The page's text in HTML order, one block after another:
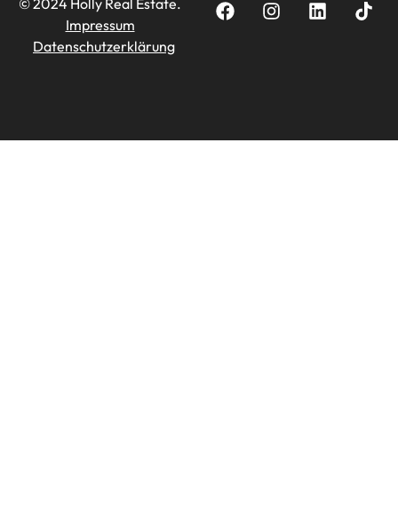
Impressum
Datenschutzerklärung